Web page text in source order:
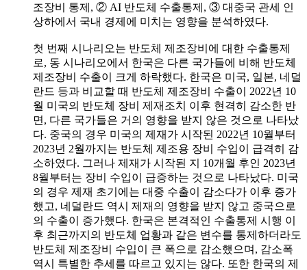
조장비 통제, ② AI 반도체 수출통제, ③ 대중국 관세 인
상하에서 국내 경제에 미치는 영향을 분석하였다.
첫 번째 시나리오는 반도체 제조장비에 대한 수출통제
로, 동 시나리오에서 한국은 다른 국가들에 비해 반도체
제조장비 수출이 크게 하락했다. 한국은 미국, 일본, 네덜
란드 등과 비교할 때 반도체 제조장비 수출이 2022년 10
월 미국의 반도체 장비 제재조치 이후 현격히 감소한 반
면, 다른 국가들은 거의 영향을 받지 않은 것으로 나타났
다. 중국의 경우 미국의 제재가 시작된 2022년 10월부터
2023년 2월까지는 반도체 제조용 장비 수입이 급격히 감
소하였다. 그러나 제재가 시작된 지 10개월 후인 2023년
8월부터는 장비 수입이 급증하는 것으로 나타났다. 미국
의 경우 제재 초기에는 대중 수출이 감소다가 이후 증가
했고, 네덜란드 역시 제재의 영향을 받지 않고 중국으로
의 수출이 증가했다. 한국은 본격적인 수출통제 시행 이
후 최근까지의 반도체 업황과 같은 변수를 통제하더라도
반도체 제조장비 수입이 큰 폭으로 감소했으며, 감소폭
역시 특별한 추세를 따르고 있지는 않다. 또한 한국의 제